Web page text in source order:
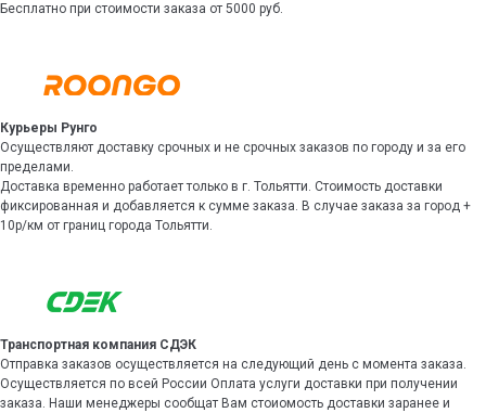
Бесплатно при стоимости заказа от 5000 руб.
Курьеры Рунго
Осуществляют доставку срочных и не срочных заказов по городу и за его
пределами.
Доставка временно работает только в г. Тольятти. Стоимость доставки
фиксированная и добавляется к сумме заказа. В случае заказа за город +
10р/км от границ города Тольятти.
Транспортная компания СДЭК
Отправка заказов осуществляется на следующий день с момента заказа.
Осуществляется по всей России Оплата услуги доставки при получении
заказа. Наши менеджеры сообщат Вам стоиомость доставки заранее и